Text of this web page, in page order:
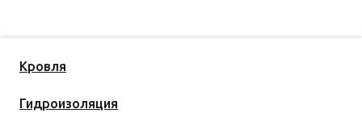
Кровля
Гидроизоляция